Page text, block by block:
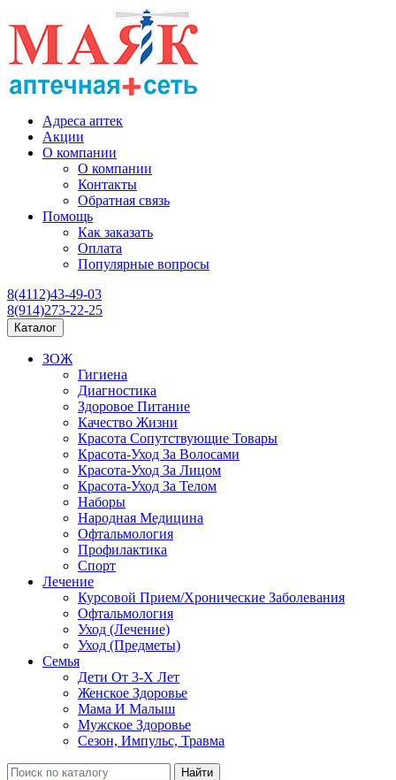
Адреса аптек
Акции
О компании
О компании
Контакты
Обратная связь
Помощь
Как заказать
Оплата
Популярные вопросы
8(4112)43-49-03
8(914)273-22-25
Каталог
ЗОЖ
Гигиена
Диагностика
Здоровое Питание
Качество Жизни
Красота Сопутствующие Товары
Красота-Уход За Волосами
Красота-Уход За Лицом
Красота-Уход За Телом
Наборы
Народная Медицина
Офтальмология
Профилактика
Спорт
Лечение
Курсовой Прием/Хронические Заболевания
Офтальмология
Уход (Лечение)
Уход (Предметы)
Семья
Дети От 3-Х Лет
Женское Здоровье
Мама И Малыш
Мужское Здоровье
Сезон, Импульс, Травма
Найти